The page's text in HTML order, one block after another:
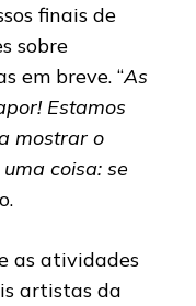
finais de
sobre
em breve. “As
Estamos
mostrar o
coisa: se
as atividades
artistas da